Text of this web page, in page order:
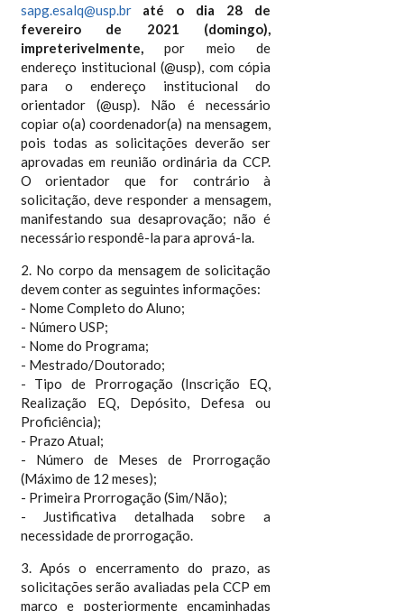
sapg.esalq@usp.br
até o dia 28 de
fevereiro de 2021 (domingo),
impreterivelmente,por meio de
endereço institucional (@usp), com cópia
para o endereço institucional do
orientador (@usp). Não é necessário
copiar o(a) coordenador(a) na mensagem,
pois todas as solicitações deverão ser
aprovadas em reunião ordinária da CCP.
O orientador que for contrário à
solicitação, deve responder a mensagem,
manifestando sua desaprovação; não é
necessário respondê-la para aprová-la.
2. No corpo da mensagem de solicitação
devem conter as seguintes informações:
- Nome Completo do Aluno;
- Número USP;
- Nome do Programa;
- Mestrado/Doutorado;
- Tipo de Prorrogação (Inscrição EQ,
Realização EQ, Depósito, Defesa ou
Proficiência);
- Prazo Atual;
- Número de Meses de Prorrogação
(Máximo de 12 meses);
- Primeira Prorrogação (Sim/Não);
- Justificativa detalhada sobre a
necessidade de prorrogação.
3. Após o encerramento do prazo, as
solicitações serão avaliadas pela CCP em
março e posteriormente encaminhadas